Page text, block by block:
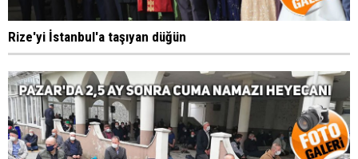
Rize'yi İstanbul'a taşıyan düğün